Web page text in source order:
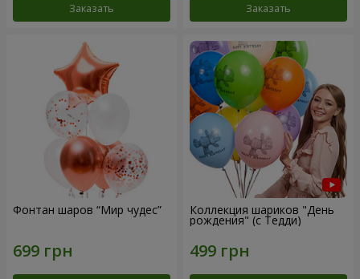
Заказать Заказать
Фонтан шаров “Мир чудес” Коллекция шариков "День
рождения" (с Тедди)